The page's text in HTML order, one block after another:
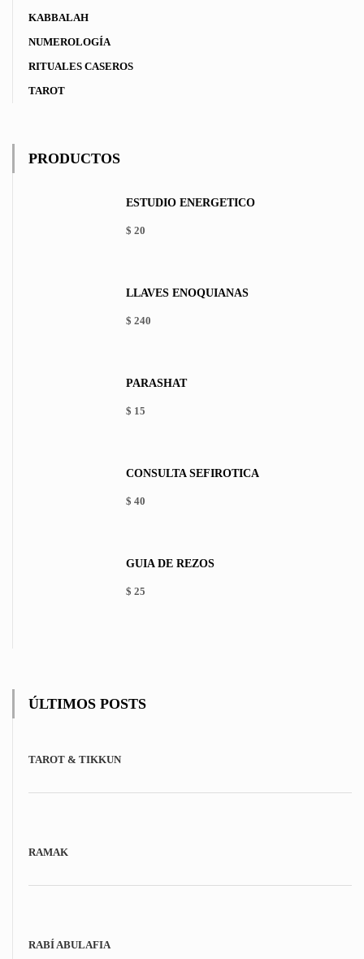
KABBALAH
NUMEROLOGÍA
RITUALES CASEROS
TAROT
PRODUCTOS
ESTUDIO ENERGÉTICO
$ 20
LLAVES ENOQUIANAS
$ 240
PARASHAT
$ 15
multiple
The
on
CONSULTA SEFIRÓTICA
$ 40
GUÍA DE REZOS
$ 25
ÚLTIMOS POSTS
TAROT & TIKKUN
RAMAK
RABÍ ABULAFIA